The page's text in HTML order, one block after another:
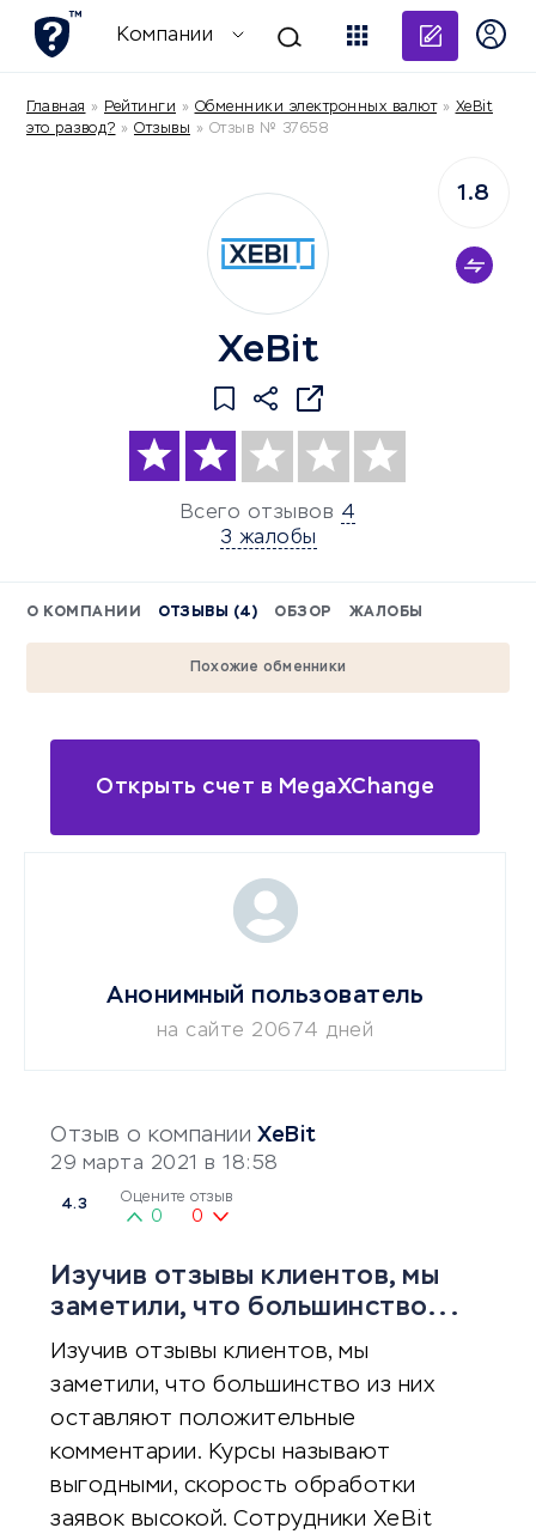
Компании
Главная » Рейтинги » Обменники электронных валют» XeBit
это развод? » Отзывы » Отзыв № 37658
XeBit
Всего отзывов 4
3 жалобы
1.8
О КОМПАНИИ ОТЗЫВЫ (4) ОБЗОР ЖАЛОБЫ
Похожие обменники
Открыть счет в MegaXChange
Отзыв о компании XeBit
29 марта 2021 в 18:58
4.3 Оцените отзыв
0 0
Изучив отзывы клиентов, мы
заметили, что большинство...
Изучив отзывы клиентов, мы
заметили, что большинство из них
оставляют положительные
комментарии. Курсы называют
выгодными, скорость обработки
заявок высокой. Сотрудники XeBit
Анонимный пользователь
на сайте 20674 дней